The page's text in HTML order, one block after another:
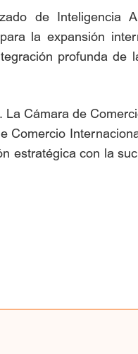
de Inteligencia
la expansión
profunda de
Cámara de
estratégica con la